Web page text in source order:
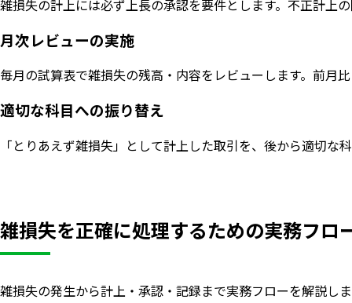
雑損失の計上には必ず上長の承認を要件とします。不正計上
月次レビューの実施
毎月の試算表で雑損失の残高・内容をレビューします。前月
適切な科目への振り替え
「とりあえず雑損失」として計上した取引を、後から適切
雑損失を正確に処理するための実務フロ
雑損失の発生から計上・承認・記録まで実務フローを解説し